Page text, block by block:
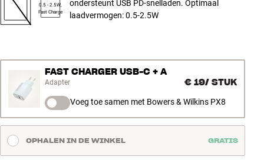
0.5 - 2.5W,
Fast Charge
ondersteunt USB PD-snelladen. Optimaal
laadvermogen: 0.5-2.5W
FAST CHARGER USB-C + A
Adapter € 19/ STUK
Voeg toe samen met Bowers & Wilkins PX8
OPHALEN IN DE WINKEL GRATIS